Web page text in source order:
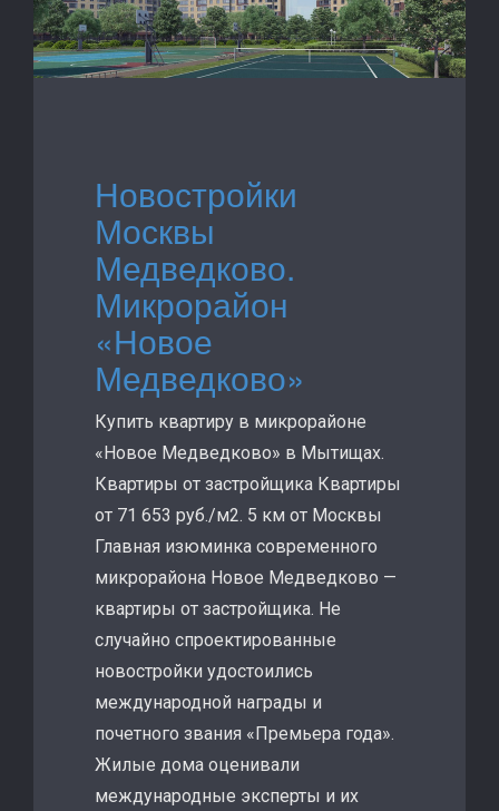
Новостройки
Москвы
Медведково.
Микрорайон
«Новое
Медведково»
Купить квартиру в микрорайоне
«Новое Медведково» в Мытищах.
Квартиры от застройщика Квартиры
от 71 653 руб./м2. 5 км от Москвы
Главная изюминка современного
микрорайона Новое Медведково —
квартиры от застройщика. Не
случайно спроектированные
новостройки удостоились
международной награды и
почетного звания «Премьера года».
Жилые дома оценивали
международные эксперты и их